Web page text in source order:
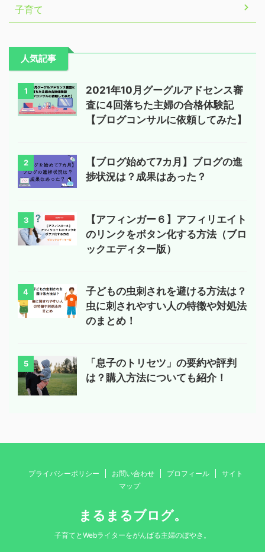
子育て
人気記事
1
2021年10月グーグルアドセンス審
査に4回落ちた主婦の合格体験記
【ブログコンサルに依頼してみた】
2
【ブログ始めて7カ月】ブログの進
捗状況は？成果はあった？
3
【アフィンガー６】アフィリエイト
のリンクをボタン化する方法（ブロ
ックエディター版）
4
子どもの虫刺されを避ける方法は？
虫に刺されやすい人の特徴や対処法
のまとめ！
5
「息子のトリセツ」の要約や評判
は？購入方法についても紹介！
プライバシーポリシー お問い合わせ プロフィール
サイト
マップ
まるまるブログ。
子育てとWebライターをがんばる主婦のぼやき。